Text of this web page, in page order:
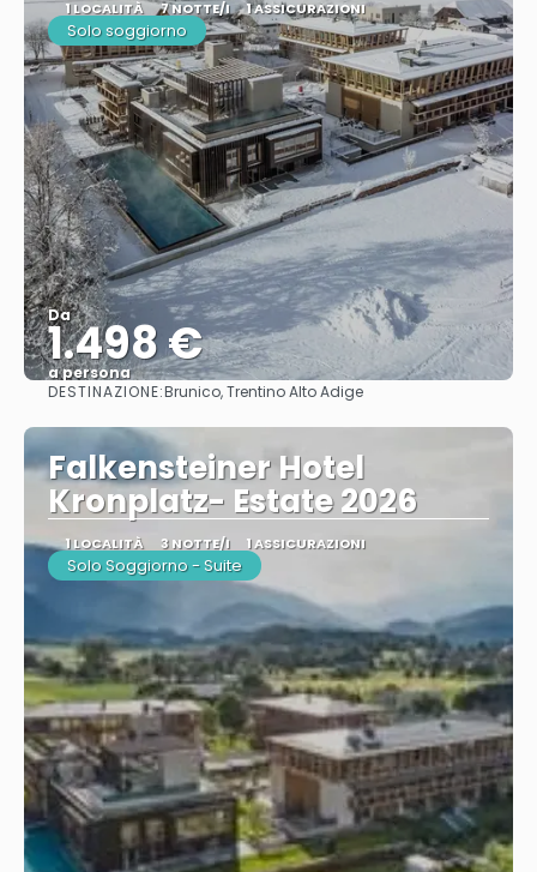
1 LOCALITÀ 7 NOTTE/I 1 ASSICURAZIONI
Solo soggiorno
Da
1.498 €
a persona
Vedere
DESTINAZIONE:Brunico, Trentino Alto Adige
Falkensteiner Hotel
Kronplatz- Estate 2026
1 LOCALITÀ 3 NOTTE/I 1 ASSICURAZIONI
Solo Soggiorno - Suite